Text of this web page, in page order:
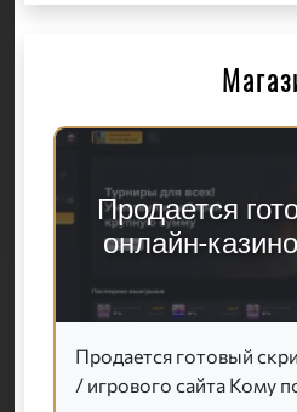
Продается
онлайн-
Продается готовый
/ игрового сайта Кому